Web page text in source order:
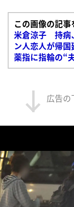
この画像の記事
米倉涼子 持病
ン人恋人が帰
薬指に指輪の“
広告の